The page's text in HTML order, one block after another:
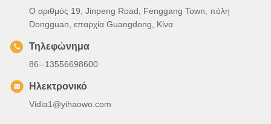
Ο αριθμός 19, Jinpeng Road, Fenggang Town, πόλη
Dongguan, επαρχία Guangdong, Κίνα
Τηλεφώνημα
86--13556698600
Ηλεκτρονικό
Vidia1@yihaowo.com